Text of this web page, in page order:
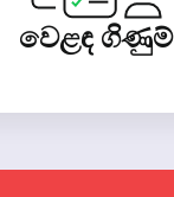
වෙළඳ ගිණුම්